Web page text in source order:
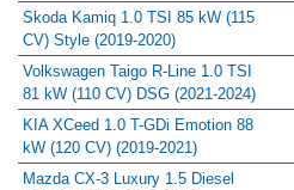
Skoda Kamiq 1.0 TSI 85 kW (115
CV) Style (2019-2020)
Volkswagen Taigo R-Line 1.0 TSI
81 kW (110 CV) DSG (2021-2024)
KIA XCeed 1.0 T-GDi Emotion 88
kW (120 CV) (2019-2021)
Mazda CX-3 Luxury 1.5 Diesel